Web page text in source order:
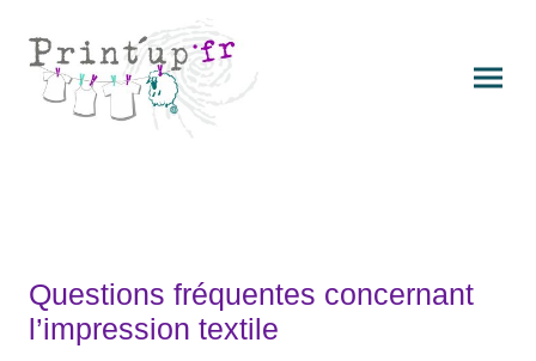
Questions fréquentes concernant
l’impression textile